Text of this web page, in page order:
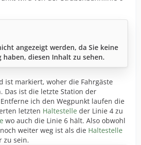
angezeigt werden, da Sie keine
haben, diesen Inhalt zu sehen.
ist markiert, woher die Fahrgäste
Das ist die letzte Station der
ich den Wegpunkt laufen die
letzten Haltestelle der Linie 4 zu
wo auch die Linie 6 hält. Also obwohl
weiter weg ist als die Haltestelle
zu sein.